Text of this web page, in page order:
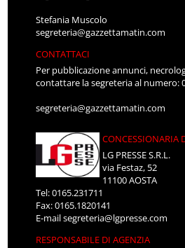
Stefania Muscolo
segreteria@gazzettamatin.com
CONTATTACI
Per pubblicazione annunci,
contattare la segreteria al numero:
segreteria@gazzettamatin.com
CONCESSIONARIA
LG PRESSE S.R.L.
via Festaz, 52
11100 AOSTA
Tel: 0165.231711
Fax: 0165.1820141
E-mailsegreteria@lgpresse.com
RESPONSABILE DI AGENZIA